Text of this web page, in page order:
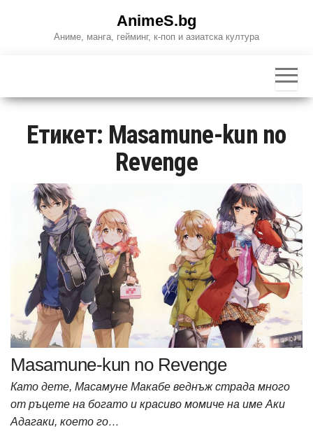
AnimeS.bg
Аниме, манга, гейминг, к-поп и азиатска култура
Етикет: Masamune-kun no
Revenge
Masamune-kun no Revenge
Като дете, Масамуне Макабе веднъж страда много
от ръцете на богато и красиво момиче на име Аки
Адагаки, което го…